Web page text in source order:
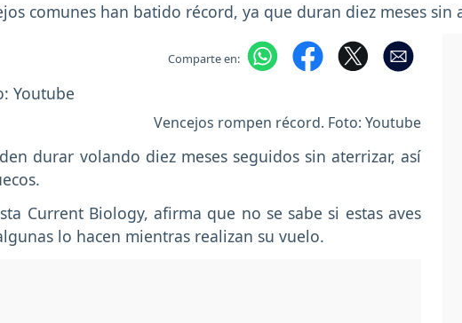
comunes han batido récord, ya que duran diez meses sin
Comparte en:
Vencejos rompen récord. Foto: Youtube
durar volando diez meses seguidos sin aterrizar, así
Current Biology, afirma que no se sabe si estas aves
lo hacen mientras realizan su vuelo.